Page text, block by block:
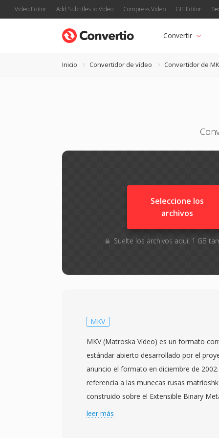
Video Editor Add Subtitles to Video Compress Video GIF Editor
Convertir
Inicio Convertidor de vídeo Convertidor de
Seleccione los
archivos
Suelte los archivos aquí. 1 GB
MKV
MKV (Matroska Vídeo) es un formato
estándar abierto desarrollado por el
anuncio el formato en diciembre de
referencia a las munecas rusas
construido sobre el Extensible Binary
variante binaria simplificada de XML qué
leer más